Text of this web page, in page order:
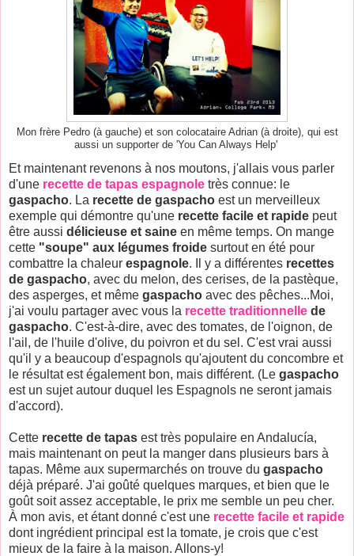
Mon frère Pedro (à gauche) et son colocataire Adrian (à droite), qui est
aussi un supporter de 'You Can Always Help'
Et maintenant revenons à nos moutons, j'allais vous parler
d'une recette de tapas espagnole très connue: le
gaspacho. La recette de gaspacho est un merveilleux
exemple qui démontre qu'une recette facile et rapide peut
être aussi délicieuse et saine en même temps. On mange
cette "soupe" aux légumes froide surtout en été pour
combattre la chaleur espagnole. Il y a différentes recettes
de gaspacho, avec du melon, des cerises, de la pastèque,
des asperges, et même gaspacho avec des pêches...Moi,
j'ai voulu partager avec vous la recette traditionnelle de
gaspacho. C'est-à-dire, avec des tomates, de l'oignon, de
l'ail, de l'huile d'olive, du poivron et du sel. C'est vrai aussi
qu'il y a beaucoup d'espagnols qu'ajoutent du concombre et
le résultat est également bon, mais différent. (Le gaspacho
est un sujet autour duquel les Espagnols ne seront jamais
d'accord).
Cette recette de tapas est très populaire en Andalucía,
mais maintenant on peut la manger dans plusieurs bars à
tapas. Même aux supermarchés on trouve du gaspacho
déjà préparé. J'ai goûté quelques marques, et bien que le
goût soit assez acceptable, le prix me semble un peu cher.
À mon avis, et étant donné c'est une recette facile et rapide
dont ingrédient principal est la tomate, je crois que c'est
mieux de la faire à la maison. Allons-y!